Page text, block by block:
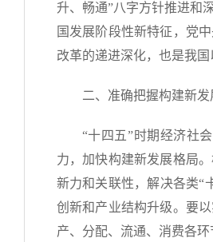
升、畅通”八字方针推进和
国发展阶段性新特征，党
改革的递进深化，也是我
二、准确把握构建新
“十四五”时期经济社
力，加快构建新发展格局
新力和关联性，解决各类“
创新和产业结构升级。要
产、分配、流通、消费各环